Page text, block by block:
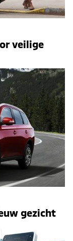
veilige
gezicht